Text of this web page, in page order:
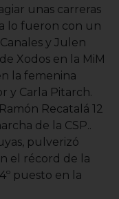
unas carreras
lo fueron con un
y Julen
Xodos en la MiM
la femenina
y Carla Pitarch.
Recatalá 12
de la CSP..
pulverizó
el récord de la
puesto en la